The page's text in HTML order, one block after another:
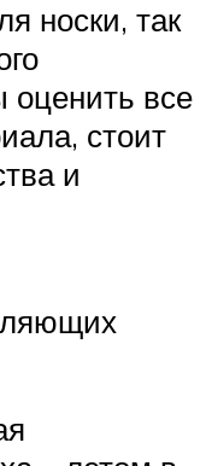
носки, так
оценить все
стоит
и